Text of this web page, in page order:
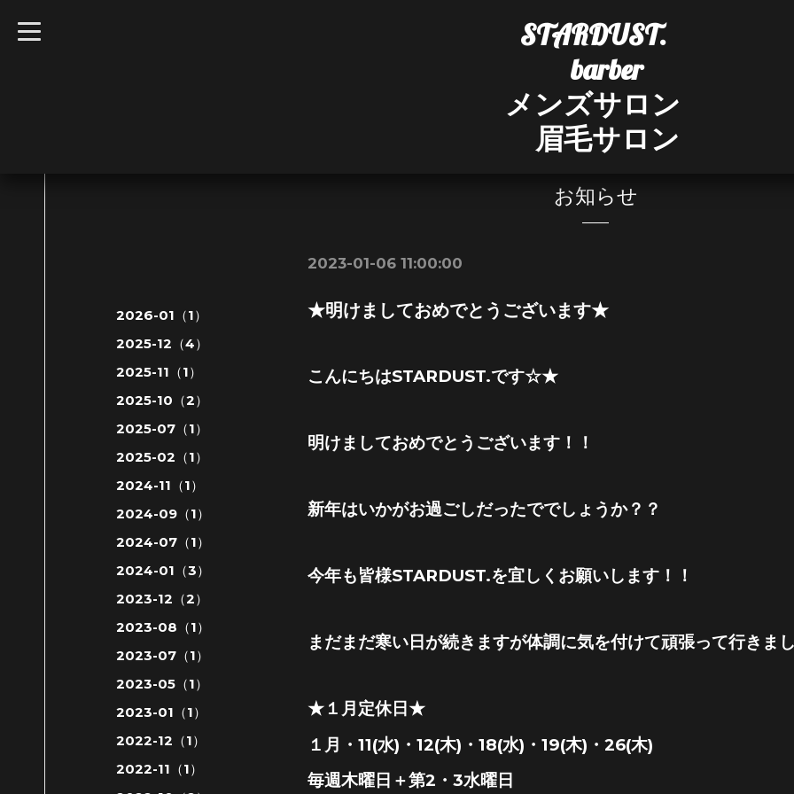
STARDUST.
barber
メンズサロン
眉毛サロン
t
o
お知らせ
2023-01-06 11:00:00
★明けましておめでとうございます★
こんにちはSTARDUST.です☆★
明けましておめでとうございます！！
新年はいかがお過ごしだったででしょうか？？
今年も皆様STARDUST.を宜しくお願いします！！
まだまだ寒い日が続きますが体調に気を付けて頑張って行きま
★１月定休日★
１月・11(水)・12(木)・18(水)・19(木)・26(木)
毎週木曜日＋第2・3水曜日
2026-01（1）
2025-12（4）
2025-11（1）
2025-10（2）
2025-07（1）
2025-02（1）
2024-11（1）
2024-09（1）
2024-07（1）
2024-01（3）
2023-12（2）
2023-08（1）
2023-07（1）
2023-05（1）
2023-01（1）
2022-12（1）
2022-11（1）